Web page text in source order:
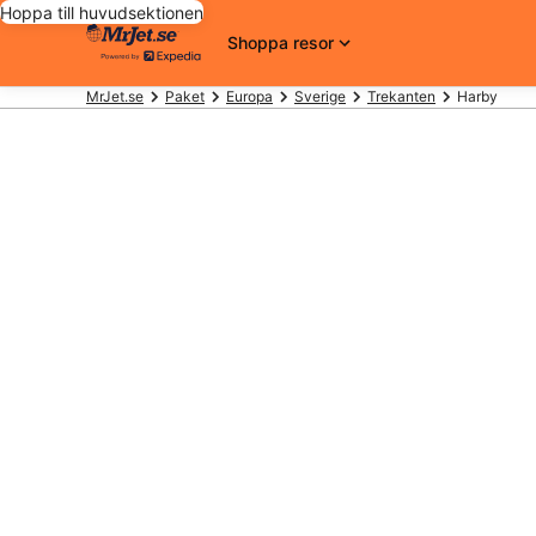
Hoppa till huvudsektionen
Shoppa resor
MrJet.se Paket Europa Sverige Trekanten Harby